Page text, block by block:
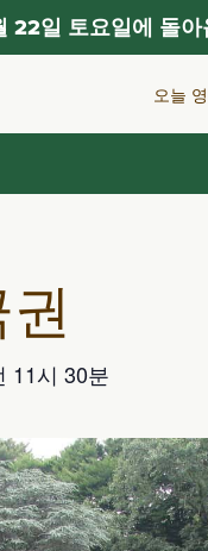
오늘
11시 30분
일 토요일에 돌